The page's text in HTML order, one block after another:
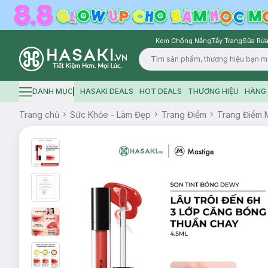
Kem Chống NắngTẩy TrangSữa
Logo
Hamburger icon
DANH MỤC HASAKI DEALS HOT DEALS THƯƠNG HIỆU HÀNG
Trang chủ Sức Khỏe - Làm Đẹp Trang Điểm Trang Điểm